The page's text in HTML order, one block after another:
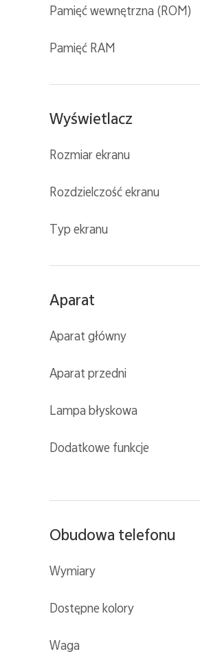
Pamięć wewnętrzna (ROM)
Pamięć RAM
Wyświetlacz
Rozmiar ekranu
Rozdzielczość ekranu
Typ ekranu
Aparat
Aparat główny
Aparat przedni
Lampa błyskowa
Dodatkowe funkcje
Obudowa telefonu
Wymiary
Dostępne kolory
Waga